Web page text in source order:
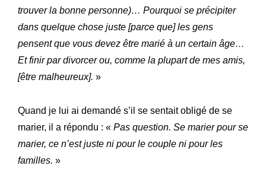
trouver la bonne personne)… Pourquoi se précipiter
dans quelque chose juste [parce que] les gens
pensent que vous devez être marié à un certain âge…
Et finir par divorcer ou, comme la plupart de mes amis,
[être malheureux]. »
Quand je lui ai demandé s’il se sentait obligé de se
marier, il a répondu : « Pas question. Se marier pour se
marier, ce n’est juste ni pour le couple ni pour les
familles. »